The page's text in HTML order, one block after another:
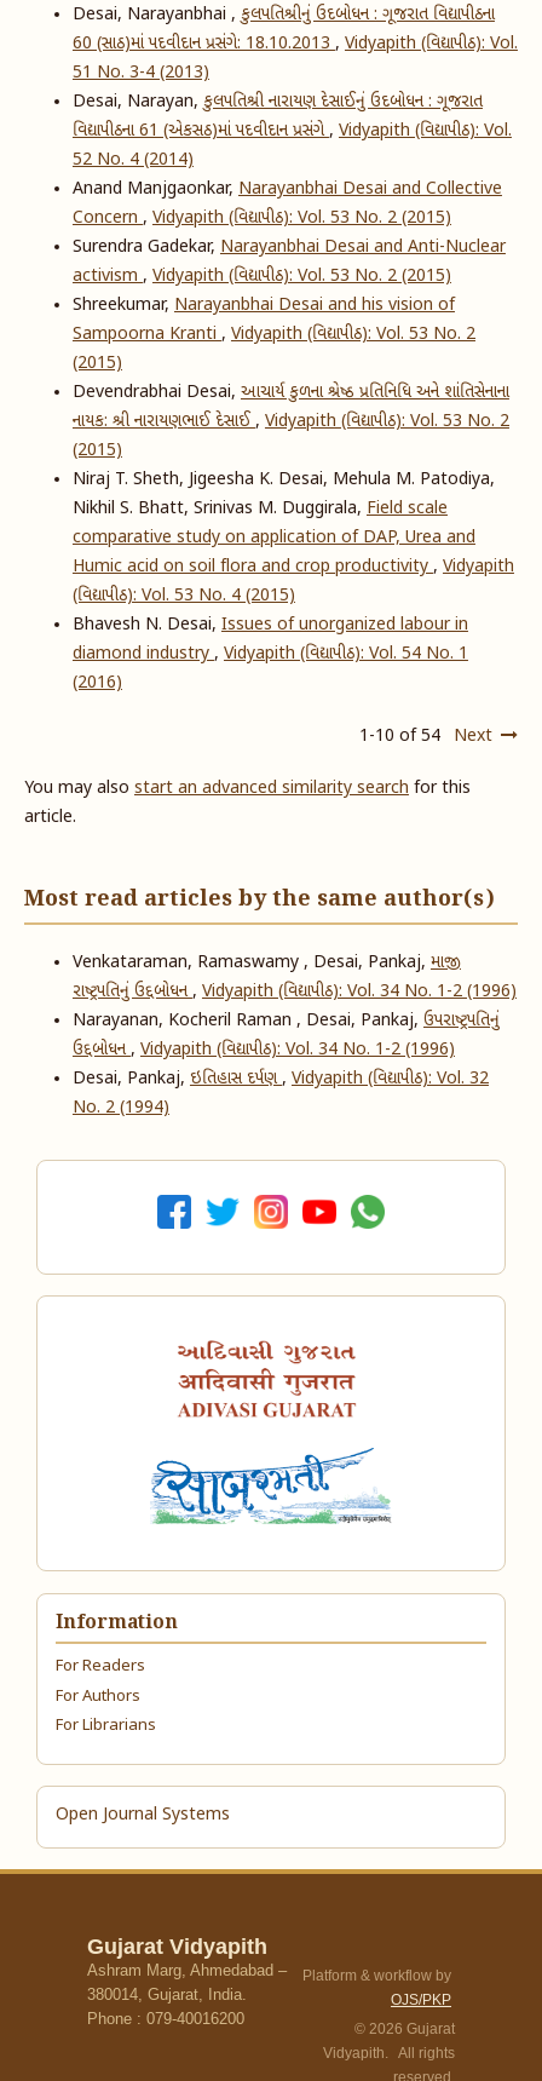
Desai, Narayanbhai ,કુલપતિશ્રીનું ઉદબોધન : ગૂજરાત વિદ્યાપીઠના
60 (સાઠ)માં પદવીદાન પ્રસંગે: 18.10.2013, Vidyapith (વિદ્યાપીઠ): Vol.
51 No. 3-4 (2013)
Desai, Narayan,કુલપતિશ્રી નારાયણ દેસાઈનું ઉદબોધન : ગૂજરાત
વિદ્યાપીઠના 61 (એકસઠ)માં પદવીદાન પ્રસંગે, Vidyapith (વિદ્યાપીઠ): Vol.
52 No. 4 (2014)
Anand Manjgaonkar, Narayanbhai Desai and Collective
Concern, Vidyapith (વિદ્યાપીઠ): Vol. 53 No. 2 (2015)
Surendra Gadekar, Narayanbhai Desai and Anti-Nuclear
activism, Vidyapith (વિદ્યાપીઠ): Vol. 53 No. 2 (2015)
Shreekumar, Narayanbhai Desai and his vision of
Sampoorna Kranti, Vidyapith (વિદ્યાપીઠ): Vol. 53 No. 2
(2015)
Devendrabhai Desai, આચાર્ય કુળના શ્રેષ્ઠ પ્રતિનિધિ અને શાંતિસેનાના
નાયક: શ્રી નારાયણભાઈ દેસાઈ, Vidyapith (વિદ્યાપીઠ): Vol. 53 No. 2
(2015)
Niraj T. Sheth, Jigeesha K. Desai, Mehula M. Patodiya,
Nikhil S. Bhatt, Srinivas M. Duggirala, Field scale
comparative study on application of DAP, Urea and
Humic acid on soil flora and crop productivity, Vidyapith
(વિદ્યાપીઠ): Vol. 53 No. 4 (2015)
Bhavesh N. Desai, Issues of unorganized labour in
diamond industry, Vidyapith (વિદ્યાપીઠ): Vol. 54 No. 1
(2016)
1-10 of 54 Next
You may also start an advanced similarity searchfor this
article.
Most read articles by the same author(s)
Venkataraman, Ramaswamy , Desai, Pankaj, માજી
રાષ્ટ્રપતિનું ઉદ્દબોધન, Vidyapith (વિદ્યાપીઠ): Vol. 34 No. 1-2 (1996)
Narayanan, Kocheril Raman , Desai, Pankaj, ઉપરાષ્ટ્રપતિનું
ઉદ્દબોધન, Vidyapith (વિદ્યાપીઠ): Vol. 34 No. 1-2 (1996)
Desai, Pankaj, ઇતિહાસ દર્પણ, Vidyapith (વિદ્યાપીઠ): Vol. 32
No. 2 (1994)
Information
For Readers
For Authors
For Librarians
Open Journal Systems
Gujarat Vidyapith
Ashram Marg, Ahmedabad –
380014, Gujarat, India.
Phone : 079-40016200
Platform & workflow by
OJS/PKP
© 2026 Gujarat
Vidyapith. All rights
reserved.